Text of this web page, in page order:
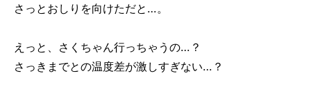
さっとおしりを向けただと…。
えっと、さくちゃん行っちゃうの…？
さっきまでとの温度差が激しすぎない…？